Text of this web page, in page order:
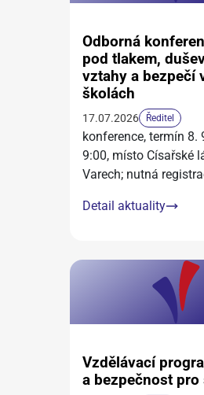
Odborná
pod tlakem,
vztahy a bezpečí
školách
17.07.2026 Ředitel
konference, termín 8.
9:00, místo Císařské
Varech; nutná
Detail aktuality
Vzdělávací
a bezpečnost